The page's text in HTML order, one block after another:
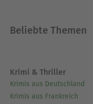
Beliebte Themen
Krimi & Thriller
Krimis aus Deutschland
Krimis aus Frankreich